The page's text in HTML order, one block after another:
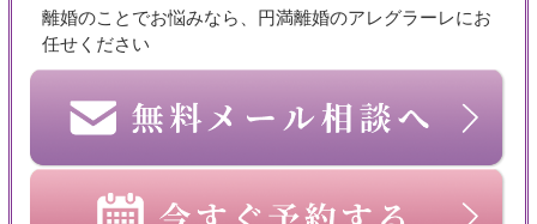
離婚のことでお悩みなら、円満離婚のアレグラーレにお
任せください